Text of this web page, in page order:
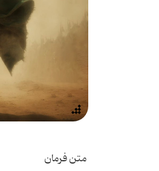
متن فرمان